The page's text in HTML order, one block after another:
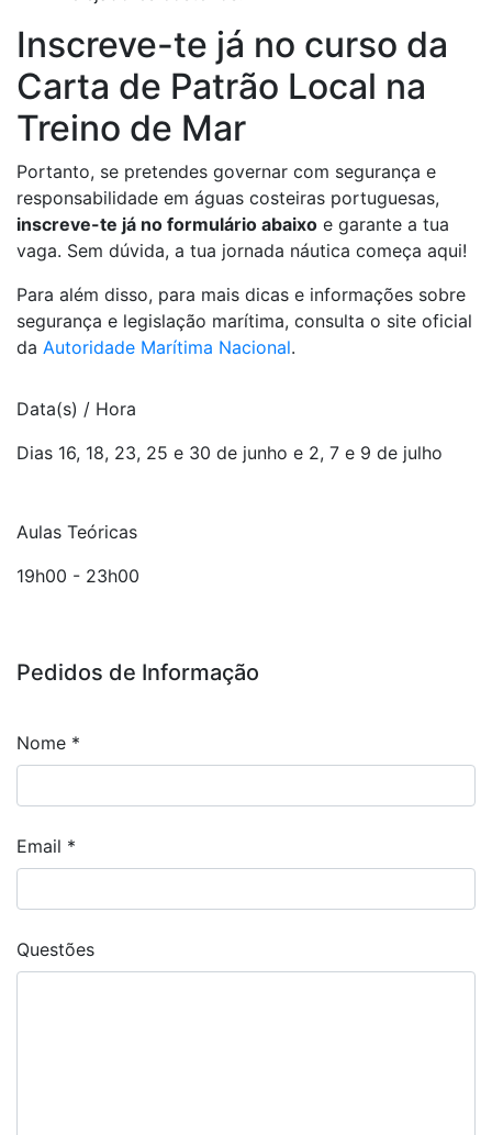
Inscreve-te já no curso da
Carta de Patrão Local na
Treino de Mar
Portanto, se pretendes governar com segurança e
responsabilidade em águas costeiras portuguesas,
inscreve-te já no formulário abaixo e garante a tua
vaga. Sem dúvida, a tua jornada náutica começa aqui!
Para além disso, para mais dicas e informações sobre
segurança e legislação marítima, consulta o site oficial
da Autoridade Marítima Nacional.
Data(s) / Hora
Dias 16, 18, 23, 25 e 30 de junho e 2, 7 e 9 de julho
Aulas Teóricas
19h00 - 23h00
Pedidos de Informação
Nome *
Email *
Questões